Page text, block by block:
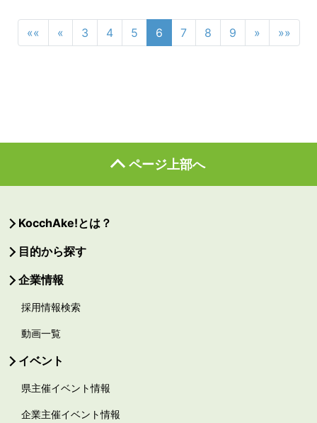
«« « 3 4 5 6 7 8 9 » »»
ページ上部へ
KocchAke!とは？
目的から探す
企業情報
採用情報検索
動画一覧
イベント
県主催イベント情報
企業主催イベント情報